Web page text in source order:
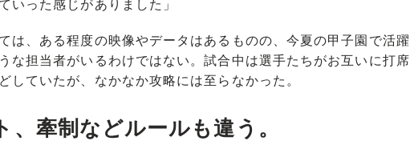
いった感じがありました」
は、ある程度の映像やデータはあるものの、今夏の甲子園で活
な担当者がいるわけではない。試合中は選手たちがお互いに打
していたが、なかなか攻略には至らなかった。
、牽制などルールも違う。